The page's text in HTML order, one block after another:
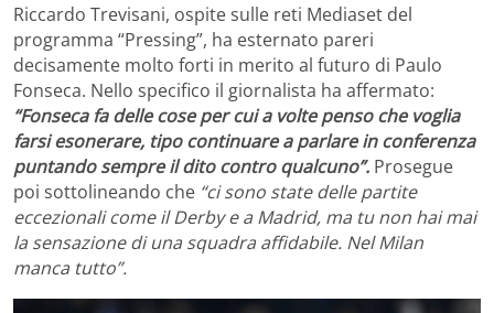
Riccardo Trevisani, ospite sulle reti Mediaset del
programma “Pressing”, ha esternato pareri
decisamente molto forti in merito al futuro di Paulo
Fonseca. Nello specifico il giornalista ha affermato:
“Fonseca fa delle cose per cui a volte penso che voglia
farsi esonerare, tipo continuare a parlare in conferenza
puntando sempre il dito contro qualcuno”. Prosegue
poi sottolineando che “ci sono state delle partite
eccezionali come il Derby e a Madrid, ma tu non hai mai
la sensazione di una squadra affidabile. Nel Milan
manca tutto”.